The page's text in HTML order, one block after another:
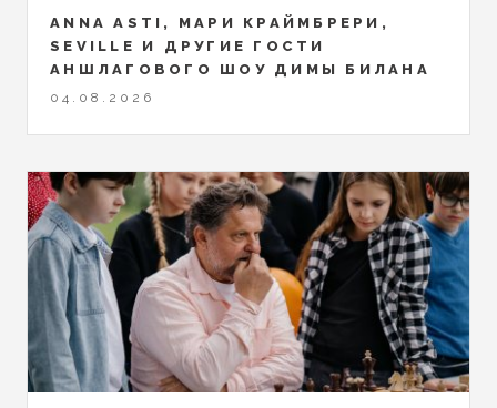
ANNA ASTI, МАРИ КРАЙМБРЕРИ,
SEVILLE И ДРУГИЕ ГОСТИ
АНШЛАГОВОГО ШОУ ДИМЫ БИЛАНА
04.08.2026